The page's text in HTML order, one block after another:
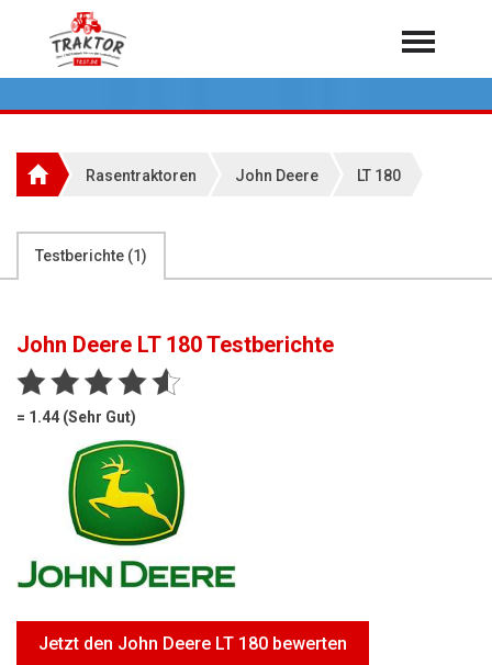
Home
Rundballenpressen
Teleskoplader
Rasentraktoren
Freischneider
Jetzt Bewerten
Über 7.000 Testberichte
Rasentraktoren John Deere LT 180
Testberichte (1)
John Deere LT 180Testberichte
= 1.44 (Sehr Gut)
Jetzt den John Deere LT 180 bewerten